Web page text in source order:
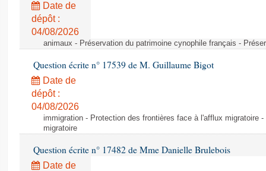
Date de
dépôt :
04/08/2026
animaux - Préservation du patrimoine cynophile français -
Question écrite n° 17539 de M. Guillaume Bigot
Date de
dépôt :
04/08/2026
immigration - Protection des frontières face à l'afflux migratoire
migratoire
Question écrite n° 17482 de Mme Danielle Brulebois
Date de